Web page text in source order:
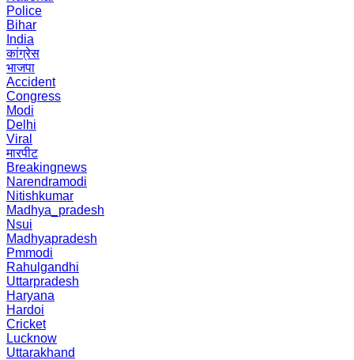
Police
Bihar
India
कांग्रेस
भाजपा
Accident
Congress
Modi
Delhi
Viral
मारपीट
Breakingnews
Narendramodi
Nitishkumar
Madhya_pradesh
Nsui
Madhyapradesh
Pmmodi
Rahulgandhi
Uttarpradesh
Haryana
Hardoi
Cricket
Lucknow
Uttarakhand